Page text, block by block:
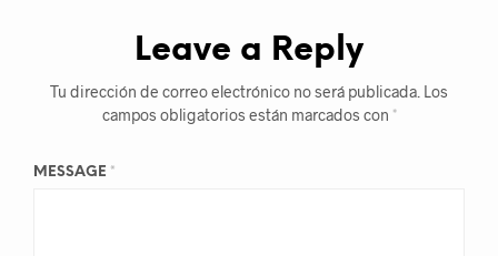
Leave a Reply
Tu dirección de correo electrónico no será publicada. Los
campos obligatorios están marcados con *
MESSAGE *